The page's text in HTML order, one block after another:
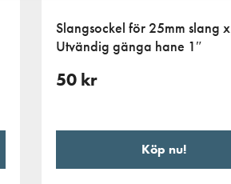
Slangsockel för 25mm slang x
Utvändig gänga hane 1″
50 kr
Köp nu!